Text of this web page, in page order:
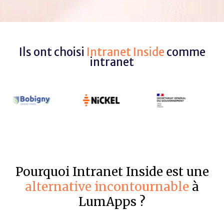
Ils ont choisi Intranet Inside comme
intranet
Pourquoi Intranet Inside est une
alternative incontournable à
LumApps ?